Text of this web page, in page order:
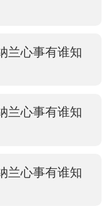
兰心事有谁知
兰心事有谁知
兰心事有谁知